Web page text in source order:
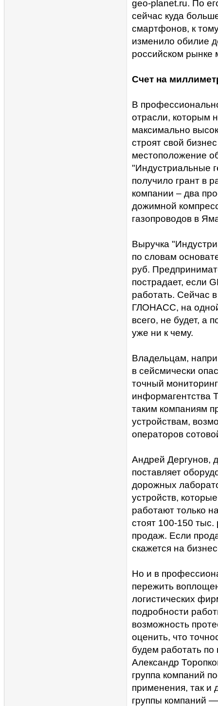
geo-planet.ru. По
сейчас куда
смартфонов, к
изменило обилие
российском рынке
Счет на
В
отрасли, которым
максимально
строят свой
местоположение
"Индустриальные
получило грант в
компании – два
дожимной
газопроводов в
Выручка
по словам
руб.
пострадает, если
работать. Сейчас
ГЛОНАСС, на
всего, не будет, а
уже ни к чему.
Владельцам,
в сейсмически
точный
информагентства
таким компаниям
устройствам,
операторов
Андрей Дергунов,
поставляет
дорожных
устройств,
работают только
стоят 100-150
продаж. Если
скажется на
Но и в
пережить
логистических
подробности
возможность
оценить, что
будем работать по
Александр
группа компаний
применения, так и
группы компаний